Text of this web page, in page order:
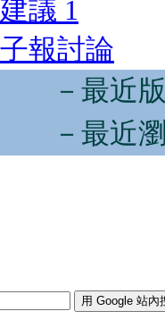
議 1
報討論
－最近
－最近